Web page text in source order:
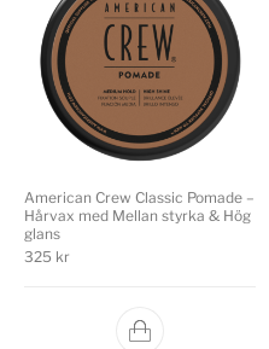
American Crew Classic Pomade –
Hårvax med Mellan styrka & Hög
glans
325 kr